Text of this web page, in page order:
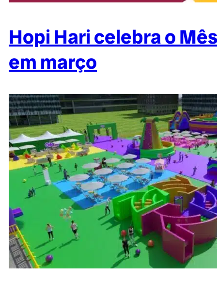
Hopi Hari celebra o
em março